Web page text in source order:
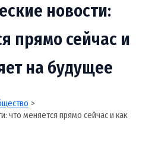
новости:
прямо сейчас и
на будущее
что меняется прямо сейчас и как